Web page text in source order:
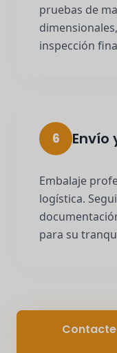
pruebas de
inspección
6 Envío
Embalaje
logística.
para su